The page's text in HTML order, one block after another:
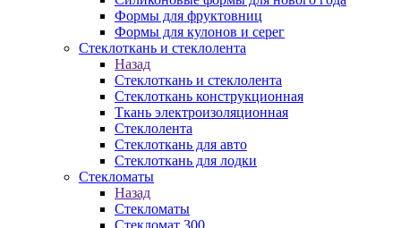
Формы для фруктовниц
Формы для кулонов и серег
Стеклоткань и стеклолента
Назад
Стеклоткань и стеклолента
Стеклоткань конструкционная
Ткань электроизоляционная
Стеклолента
Стеклоткань для авто
Стеклоткань для лодки
Стекломаты
Назад
Стекломаты
Стекломат 300